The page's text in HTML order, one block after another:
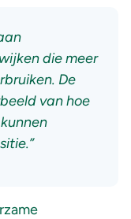
die meer
De
van hoe